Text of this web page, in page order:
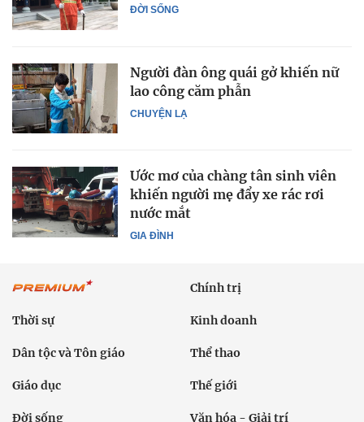
ĐỜI SỐNG
CHUYỆN LẠ
Người đàn ông quái gở khiến nữ
lao công căm phẫn
GIA ĐÌNH
Ước mơ của chàng tân sinh viên
khiến người mẹ đẩy xe rác rơi
nước mắt
Chính trị
Thời sự Kinh doanh
Dân tộc và Tôn giáo Thể thao
Giáo dục Thế giới
Đời sống Văn hóa - Giải trí